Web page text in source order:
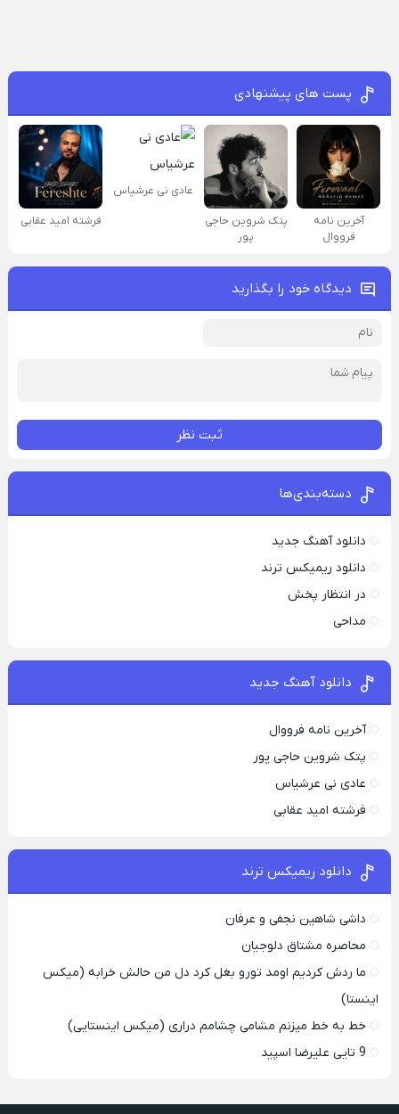
پست های پیشنهادی
آخرین نامه
فرووال
پتک شروین حاجی
پور
عادی نی عرشیاس
فرشته امید عقابی
دیدگاه خود را بگذارید
ثبت نظر
دسته‌بندی‌ها
دانلود آهنگ جدید
دانلود ریمیکس ترند
در انتظار پخش
مداحی
دانلود آهنگ جدید
آخرین نامه فرووال
پتک شروین حاجی پور
عادی نی عرشیاس
فرشته امید عقابی
دانلود ریمیکس ترند
داشی شاهین نجفی و عرفان
محاصره مشتاق دلوجیان
ما ردش کردیم اومد تورو بغل کرد دل من حالش خرابه (میکس
اینستا)
خط به خط میزنم مشامی چشامم دراری (میکس اینستایی)
9 تایی علیرضا اسپید